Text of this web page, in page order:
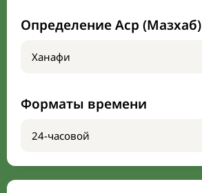
Определение Аср (Мазхаб)
Форматы времени